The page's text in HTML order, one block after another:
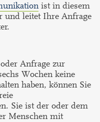
ist in diesem
und leitet Ihre Anfrage
Anfrage zur
Wochen keine
haben, können Sie
Sie ist der oder dem
Menschen mit